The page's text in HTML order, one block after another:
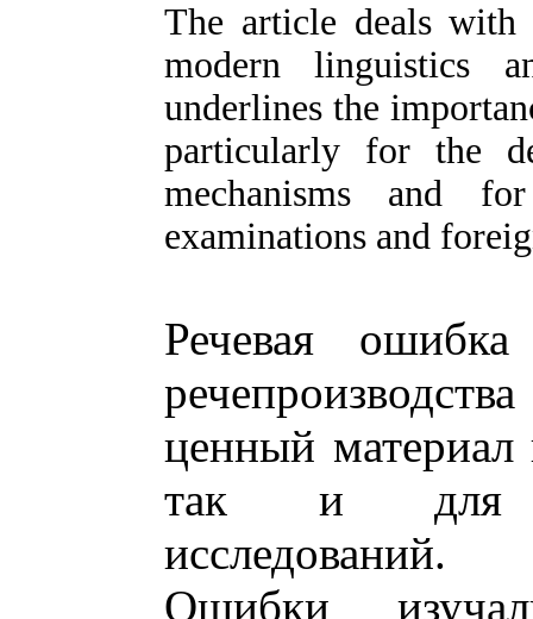
The article deals
modern linguistics
underlines the
particularly for the
mechanisms and
examinations and
Речевая
ценный материал
так и для
исследований.
Ошибки